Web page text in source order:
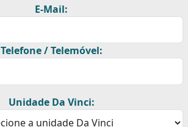
E-Mail:
Telefone / Telemóvel:
Unidade Da Vinci: